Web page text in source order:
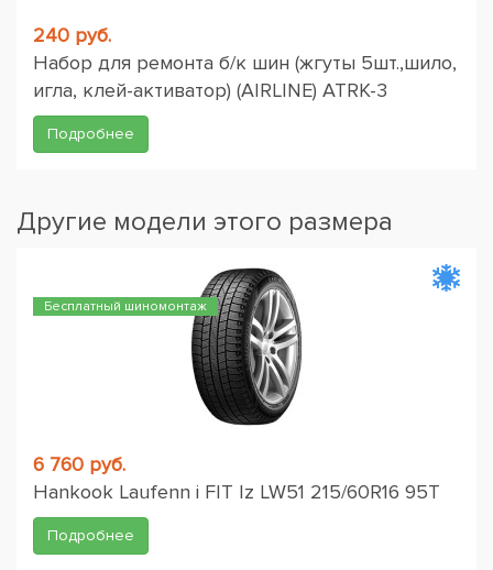
240 руб.
Набор для ремонта б/к шин (жгуты 5шт.,шило,
игла, клей-активатор) (AIRLINE) ATRK-3
Подробнее
Другие модели этого размера
Бесплатный шиномонтаж
6 760 руб.
Hankook Laufenn i FIT Iz LW51 215/60R16 95T
Подробнее